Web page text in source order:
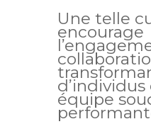
Une telle
encourage
d’individus
équipe